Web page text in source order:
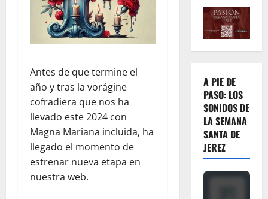
Antes de que termine el
año y tras la vorágine
cofradiera que nos ha
llevado este 2024 con
Magna Mariana incluida, ha
llegado el momento de
estrenar nueva etapa en
nuestra web.
A PIE DE
PASO: LOS
SONIDOS DE
LA SEMANA
SANTA DE
JEREZ